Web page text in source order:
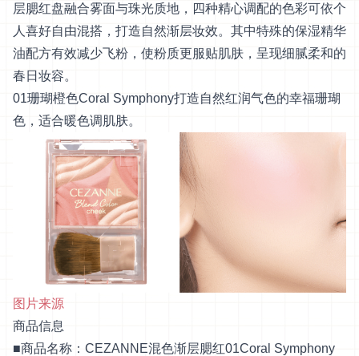
层腮红盘融合雾面与珠光质地，四种精心调配的色彩可依个
人喜好自由混搭，打造自然渐层妆效。其中特殊的保湿精华
油配方有效减少飞粉，使粉质更服贴肌肤，呈现细腻柔和的
春日妆容。
01珊瑚橙色Coral Symphony打造自然红润气色的幸福珊瑚
色，适合暖色调肌肤。
图片来源
商品信息
■商品名称：CEZANNE混色渐层腮红01Coral Symphony